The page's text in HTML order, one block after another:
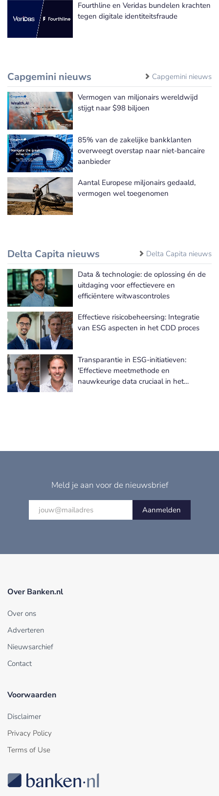
Fourthline en Veridas bundelen krachten
tegen digitale identiteitsfraude
Capgemini nieuws Capgemini nieuws
Vermogen van miljonairs wereldwijd
stijgt naar $98 biljoen
85% van de zakelijke bankklanten
overweegt overstap naar niet-bancaire
aanbieder
Aantal Europese miljonairs gedaald,
vermogen wel toegenomen
Delta Capita nieuws Delta Capita nieuws
Data & technologie: de oplossing én de
uitdaging voor effectievere en
efficiëntere witwascontroles
Effectieve risicobeheersing: Integratie
van ESG aspecten in het CDD proces
Transparantie in ESG-initiatieven:
'Effectieve meetmethode en
nauwkeurige data cruciaal in het
Meld je aan voor de nieuwsbrief
Aanmelden
Over Banken.nl
Over ons
Adverteren
Nieuwsarchief
Contact
Voorwaarden
Disclaimer
Privacy Policy
Terms of Use